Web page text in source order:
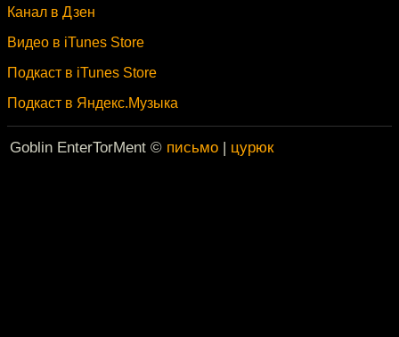
Канал в Дзен
Видео в iTunes Store
Подкаст в iTunes Store
Подкаст в Яндекс.Музыка
Goblin EnterTorMent © письмо | цурюк